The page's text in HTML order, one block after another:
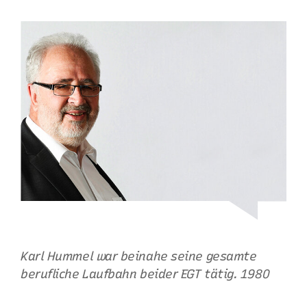
Karl Hummel war beinahe seine gesamte
berufliche Laufbahn beider EGT tätig. 1980